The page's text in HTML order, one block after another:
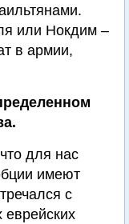
или Нокдим –
в армии,
для нас
имеют
с
еврейских